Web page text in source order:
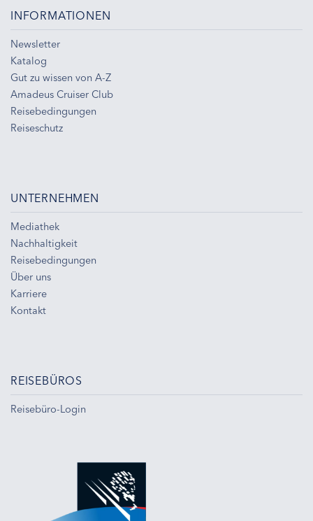
INFORMATIONEN
Newsletter
Katalog
Gut zu wissen von A-Z
Amadeus Cruiser Club
Reisebedingungen
Reiseschutz
UNTERNEHMEN
Mediathek
Nachhaltigkeit
Reisebedingungen
Über uns
Karriere
Kontakt
REISEBÜROS
Reisebüro-Login